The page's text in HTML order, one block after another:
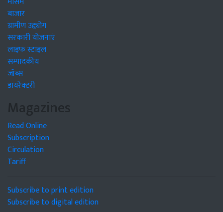
बाजार
ग्रामीण उद्द्योग
सरकारी योजनाएं
लाइफ स्टाइल
सम्पादकीय
जॉब्स
डायरेक्टरी
Magazines
Read Online
Subscription
Circulation
Tariff
Subscribe to print edition
Subscribe to digital edition